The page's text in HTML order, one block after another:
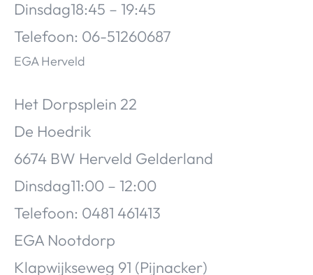
Dinsdag18:45 – 19:45
Telefoon: 06-51260687
EGA Herveld
Het Dorpsplein 22
De Hoedrik
6674 BW Herveld Gelderland
Dinsdag11:00 – 12:00
Telefoon: 0481 461413
EGA Nootdorp
Klapwijkseweg 91 (Pijnacker)